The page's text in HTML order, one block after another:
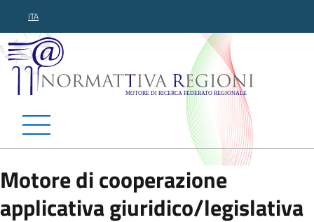
ITA
Normattiva Regioni -
Motore di cooperazione
applicativa giuridico/legislativa